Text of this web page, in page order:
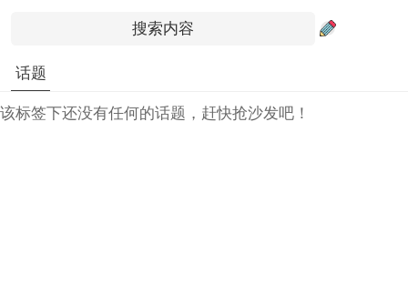
话题
该标签下还没有任何的话题，赶快抢沙发吧！